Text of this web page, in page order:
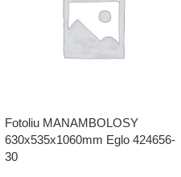
Fotoliu MANAMBOLOSY
630x535x1060mm Eglo 424656-
30